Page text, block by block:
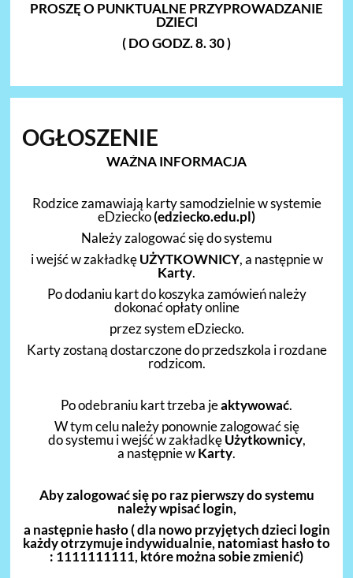
PROSZĘ O PUNKTUALNE PRZYPROWADZANIE
DZIECI
( DO GODZ. 8. 30 )
OGŁOSZENIE
WAŻNA INFORMACJA
Rodzice zamawiają karty samodzielnie w systemie
eDziecko(edziecko.edu.pl)
Należy zalogować się do systemu
i wejść w zakładkęUŻYTKOWNICY, a następnie w
Karty.
Po dodaniu kart do koszyka zamówień należy
dokonać opłaty online
przez system eDziecko.
Karty zostaną dostarczone do przedszkola i rozdane
rodzicom.
Po odebraniu kart trzeba jeaktywować.
W tym celu należy ponownie zalogować się
do systemu i wejść w zakładkęUżytkownicy,
a następnie wKarty.
Aby zalogować się po raz pierwszy do systemu
należy wpisać login,
a następnie hasło ( dla nowo przyjętych dzieci login
każdy otrzymuje indywidualnie, natomiast hasło to
: 1111111111, które można sobie zmienić)